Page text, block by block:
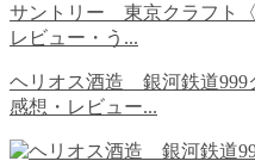
サントリー 東京クラフト〈
レビュー・う...
ヘリオス酒造 銀河鉄道999
感想・レビュー...